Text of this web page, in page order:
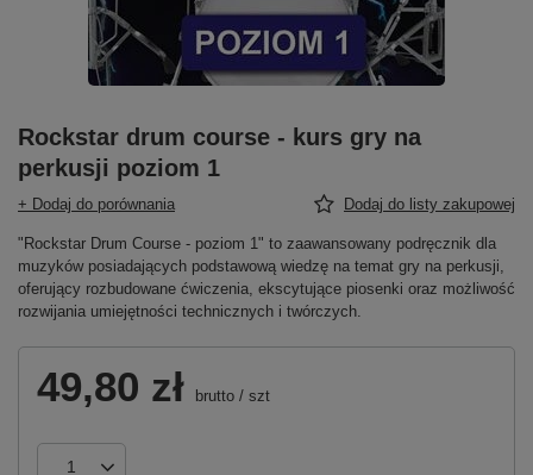
Rockstar drum course - kurs gry na
perkusji poziom 1
+ Dodaj do porównania Dodaj do listy zakupowej
"Rockstar Drum Course - poziom 1" to zaawansowany podręcznik dla
muzyków posiadających podstawową wiedzę na temat gry na perkusji,
oferujący rozbudowane ćwiczenia, ekscytujące piosenki oraz możliwość
rozwijania umiejętności technicznych i twórczych.
49,80 zł brutto / szt